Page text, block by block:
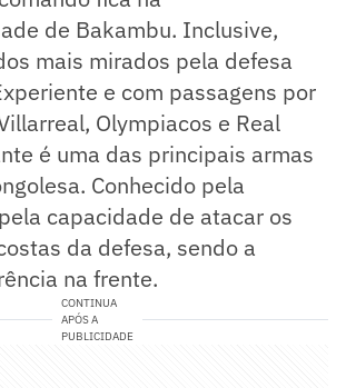
de Bakambu. Inclusive,
mais mirados pela defesa
e com passagens por
Olympiacos e Real
é uma das principais armas
Conhecido pela
capacidade de atacar os
da defesa, sendo a
na frente.
CONTINUA
APÓS A
PUBLICIDADE